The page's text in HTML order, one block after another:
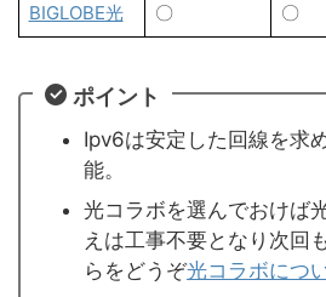
BIGLOBE光 〇 〇
ポイント
Ipv6は安定した回線を求
能。
光コラボを選んでおけば
えは工事不要となり次回
らをどうぞ光コラボにつ